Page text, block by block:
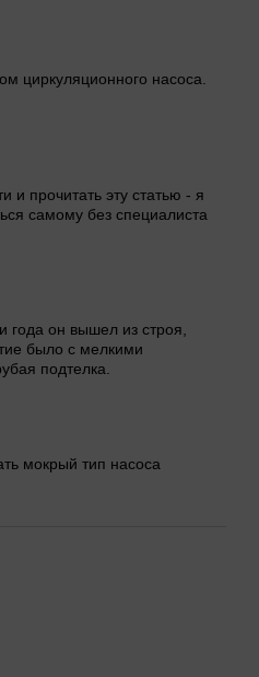
циркуляционного насоса.
прочитать эту статью - я
самому без специалиста
года он вышел из строя,
было с мелкими
подтелка.
мокрый тип насоса